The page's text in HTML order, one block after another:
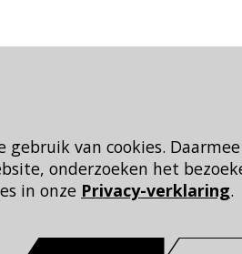
van cookies.
onderzoeken het
in onze Privacy-verklaring.